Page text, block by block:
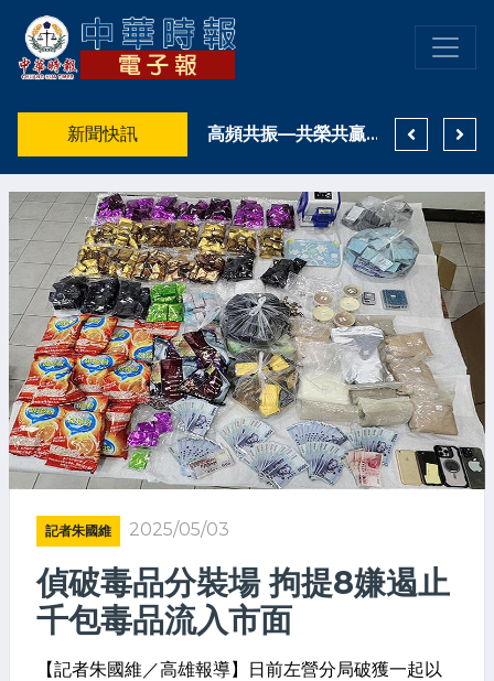
新聞快訊 高頻共振—共榮共贏…
記者朱國維 2025/05/03
偵破毒品分裝場 拘提8嫌遏止
千包毒品流入市面
【記者朱國維／高雄報導】日前左營分局破獲一起以